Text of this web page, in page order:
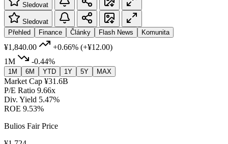
Sledovat
Sledovat
Přehled
Finance Články Flash News Komunita
¥1,840.00 +0.66% (+¥12.00)
1M
-0.44%
1M 6M YTD 1Y 5Y MAX
Market Cap ¥31.6B
P/E Ratio 9.66x
Div. Yield 5.47%
ROE 9.53%
Bulios Fair Price